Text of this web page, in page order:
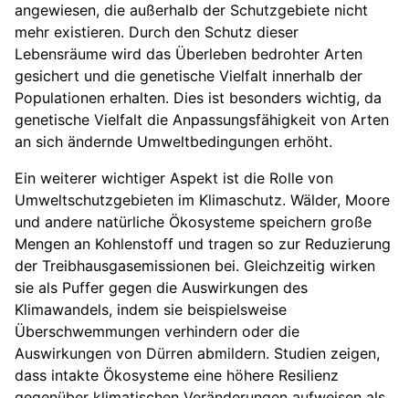
angewiesen, die außerhalb der Schutzgebiete nicht
mehr existieren. Durch den Schutz dieser
Lebensräume wird das Überleben bedrohter Arten
gesichert und die genetische Vielfalt innerhalb der
Populationen erhalten. Dies ist besonders wichtig, da
genetische Vielfalt die Anpassungsfähigkeit von Arten
an sich ändernde Umweltbedingungen erhöht.
Ein weiterer wichtiger Aspekt ist die Rolle von
Umweltschutzgebieten im Klimaschutz. Wälder, Moore
und andere natürliche Ökosysteme speichern große
Mengen an Kohlenstoff und tragen so zur Reduzierung
der Treibhausgasemissionen bei. Gleichzeitig wirken
sie als Puffer gegen die Auswirkungen des
Klimawandels, indem sie beispielsweise
Überschwemmungen verhindern oder die
Auswirkungen von Dürren abmildern. Studien zeigen,
dass intakte Ökosysteme eine höhere Resilienz